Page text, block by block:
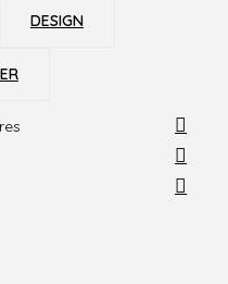
DESIGN